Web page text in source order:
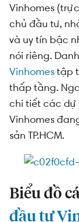
Vinhomes
Thông tin
TP.HCM
Vinhomes
chủ đầu tư,
và uy tín bậc
nói riêng.
Vinhomestập
thấp tầng.
chi tiết các dự
Vinhomes
sản TP.HCM.
Biểu đồ
đầu tư